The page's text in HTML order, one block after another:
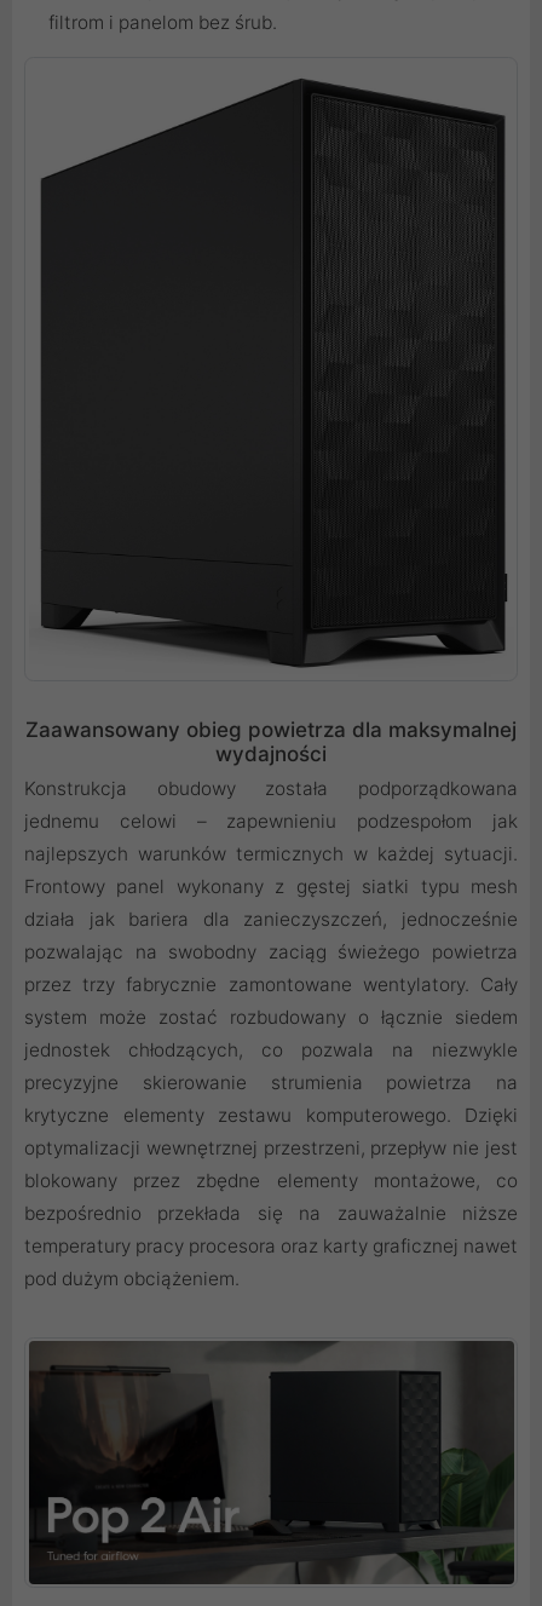
filtrom i panelom bez śrub.
Zaawansowany obieg powietrza dla maksymalnej
wydajności
Konstrukcja obudowy została podporządkowana
jednemu celowi – zapewnieniu podzespołom jak
najlepszych warunków termicznych w każdej sytuacji.
Frontowy panel wykonany z gęstej siatki typu mesh
działa jak bariera dla zanieczyszczeń, jednocześnie
pozwalając na swobodny zaciąg świeżego powietrza
przez trzy fabrycznie zamontowane wentylatory. Cały
system może zostać rozbudowany o łącznie siedem
jednostek chłodzących, co pozwala na niezwykle
precyzyjne skierowanie strumienia powietrza na
krytyczne elementy zestawu komputerowego. Dzięki
optymalizacji wewnętrznej przestrzeni, przepływ nie jest
blokowany przez zbędne elementy montażowe, co
bezpośrednio przekłada się na zauważalnie niższe
temperatury pracy procesora oraz karty graficznej nawet
pod dużym obciążeniem.